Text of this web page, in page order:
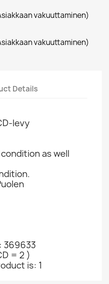
vakuuttaminen)
vakuuttaminen)
Details
levy
as well
369633
= 2 )
is: 1